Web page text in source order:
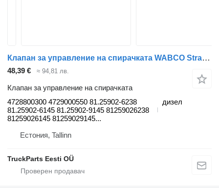
Клапан за управление на спирачката WABCO Stralis (01.02-) 4728800300 за влекач IVECO Stralis, Trakker (2002-)
48,39 € ≈ 94,81 лв.
Клапан за управление на спирачката
4728800300 4729000550 81.25902-6238
81.25902-6145 81.25902-9145 81259026238
81259026145 81259029145...
дизел
Естония, Tallinn
TruckParts Eesti OÜ